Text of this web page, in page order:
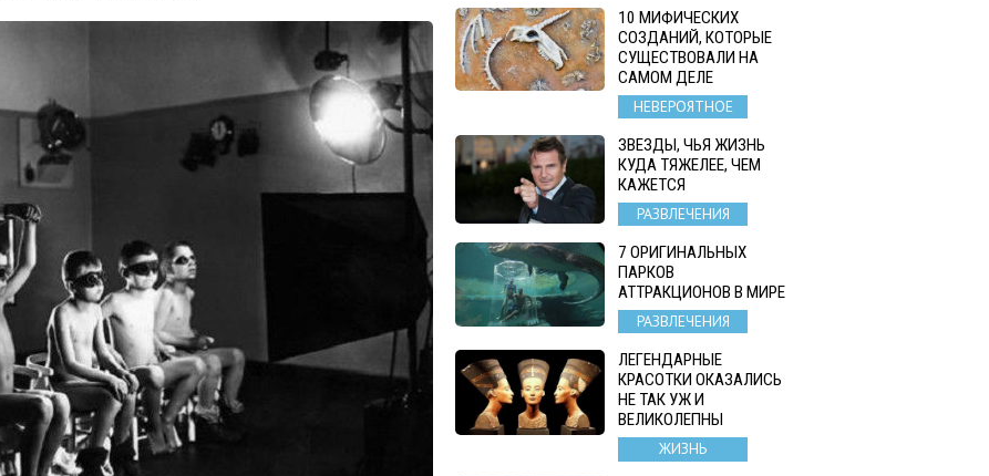
10 МИФИЧЕСКИХ
СОЗДАНИЙ, КОТОРЫЕ
СУЩЕСТВОВАЛИ НА
САМОМ ДЕЛЕ
НЕВЕРОЯТНОЕ
ЗВЕЗДЫ, ЧЬЯ ЖИЗНЬ
КУДА ТЯЖЕЛЕЕ, ЧЕМ
КАЖЕТСЯ
РАЗВЛЕЧЕНИЯ
7 ОРИГИНАЛЬНЫХ
ПАРКОВ
АТТРАКЦИОНОВ В МИРЕ
РАЗВЛЕЧЕНИЯ
ЛЕГЕНДАРНЫЕ
КРАСОТКИ ОКАЗАЛИСЬ
НЕ ТАК УЖ И
ВЕЛИКОЛЕПНЫ
ЖИЗНЬ